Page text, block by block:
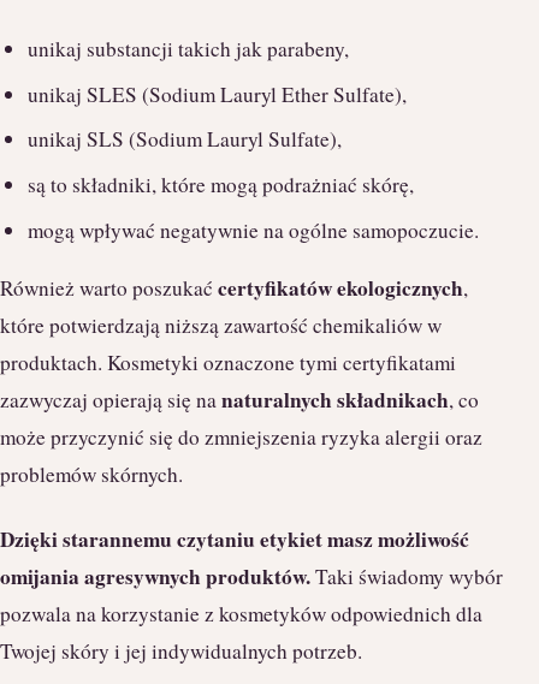
unikaj substancji takich jak parabeny,
unikaj SLES (Sodium Lauryl Ether Sulfate),
unikaj SLS (Sodium Lauryl Sulfate),
są to składniki, które mogą podrażniać skórę,
mogą wpływać negatywnie na ogólne samopoczucie.
Również warto poszukać certyfikatów ekologicznych,
które potwierdzają niższą zawartość chemikaliów w
produktach. Kosmetyki oznaczone tymi certyfikatami
zazwyczaj opierają się nanaturalnych składnikach, co
może przyczynić się do zmniejszenia ryzyka alergii oraz
problemów skórnych.
Dzięki starannemu czytaniu etykiet masz możliwość
omijania agresywnych produktów.Taki świadomy wybór
pozwala na korzystanie z kosmetyków odpowiednich dla
Twojej skóry i jej indywidualnych potrzeb.